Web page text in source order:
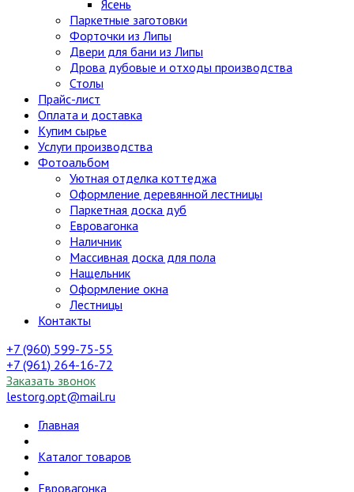
Ясень
Паркетные заготовки
Форточки из Липы
Двери для бани из Липы
Дрова дубовые и отходы производства
Столы
Прайс-лист
Оплата и доставка
Купим сырье
Услуги производства
Фотоальбом
Уютная отделка коттеджа
Оформление деревянной лестницы
Паркетная доска дуб
Евровагонка
Наличник
Массивная доска для пола
Нащельник
Оформление окна
Лестницы
Контакты
+7 (960) 599-75-55
+7 (961) 264-16-72
Заказать звонок
lestorg.opt@mail.ru
Главная
Каталог товаров
Евровагонка